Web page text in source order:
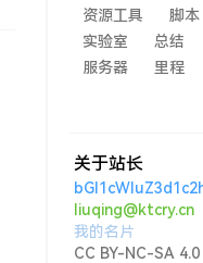
资源工具
脚本
实验室
总结
服务器
里程
关于站长
liuqing@ktcry.cn
我的名片
CC BY-NC-SA 4.0